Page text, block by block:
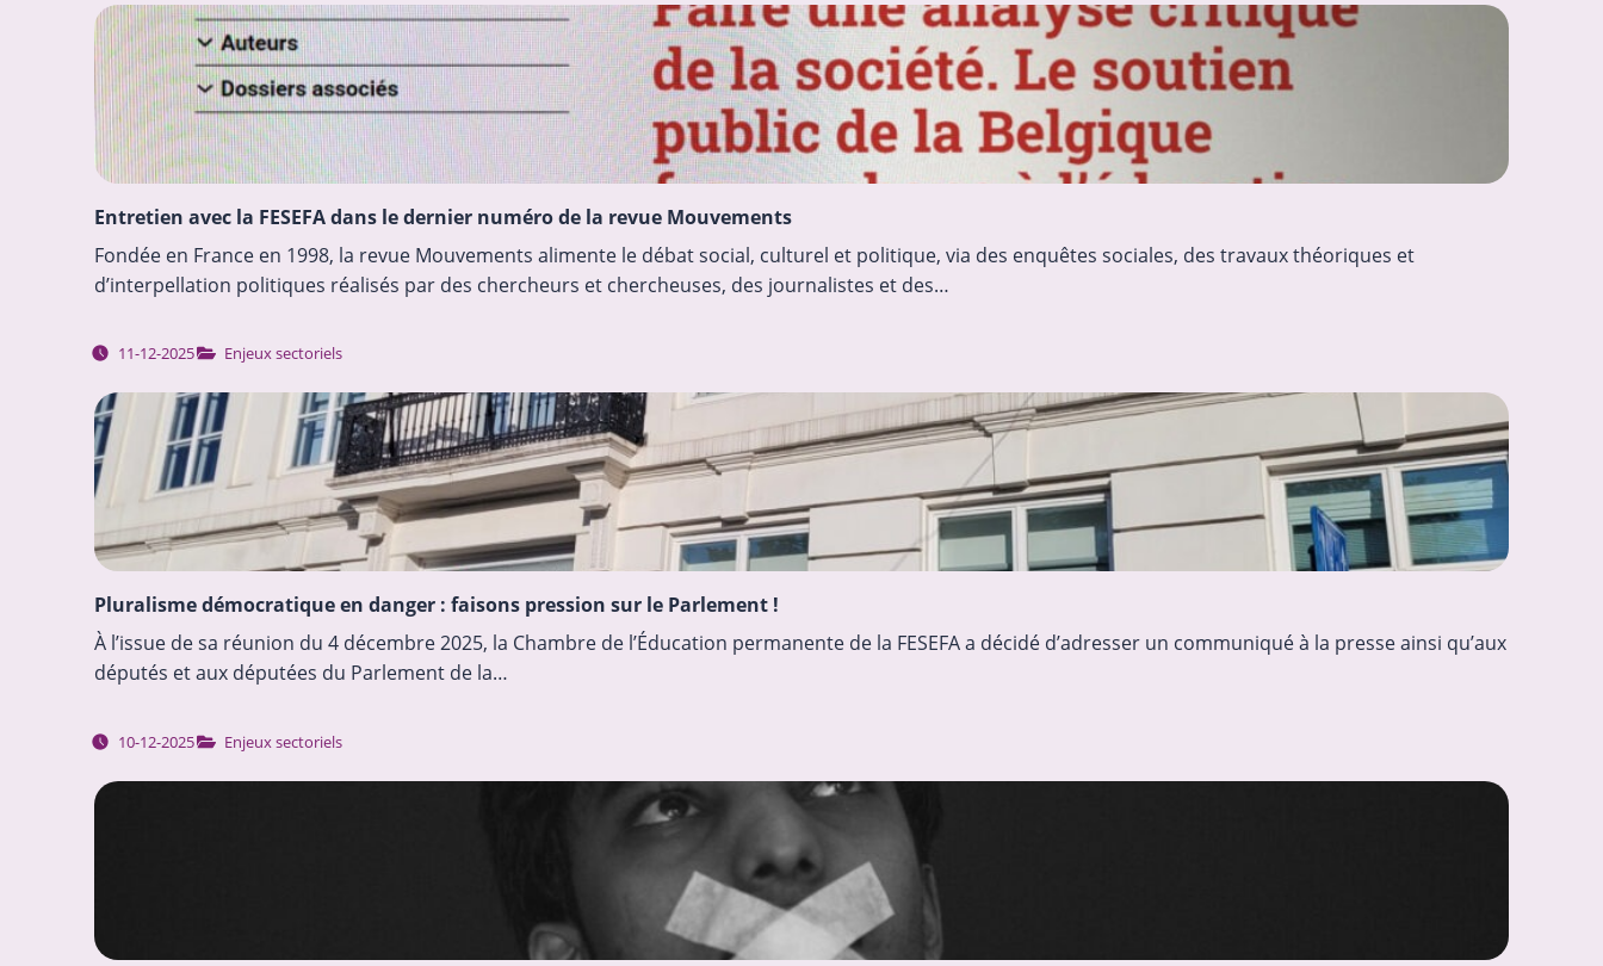
Entretien avec la FESEFA dans le dernier numéro de la revue Mouvements
Fondée en France en 1998, la revue Mouvements alimente le débat social, culturel et politique, via des enquêtes sociales, des travaux théoriques et
d’interpellation politiques réalisés par des chercheurs et chercheuses, des journalistes et des…
11-12-2025 Enjeux sectoriels
Pluralisme démocratique en danger : faisons pression sur le Parlement !
À l’issue de sa réunion du 4 décembre 2025, la Chambre de l’Éducation permanente de la FESEFA a décidé d’adresser un communiqué à la presse ainsi qu’aux
députés et aux députées du Parlement de la…
10-12-2025 Enjeux sectoriels